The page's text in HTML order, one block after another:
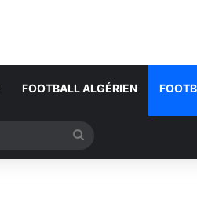
FOOTBALL ALGÉRIEN